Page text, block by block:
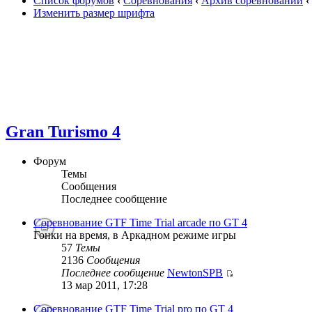
Изменить размер шрифта
Gran Turismo 4
Форум
Темы
Сообщения
Последнее сообщение
Соревнование GTF Time Trial arcade по GT 4
Гонки на время, в Аркадном режиме игры
57 Темы
2136 Сообщения
Последнее сообщение NewtonSPB
13 мар 2011, 17:28
Соревнование GTF Time Trial pro по GT 4